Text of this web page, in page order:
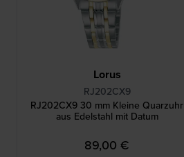
Lorus
RJ202CX9
RJ202CX9 30 mm Kleine Quarzuhr
aus Edelstahl mit Datum
89,00 €